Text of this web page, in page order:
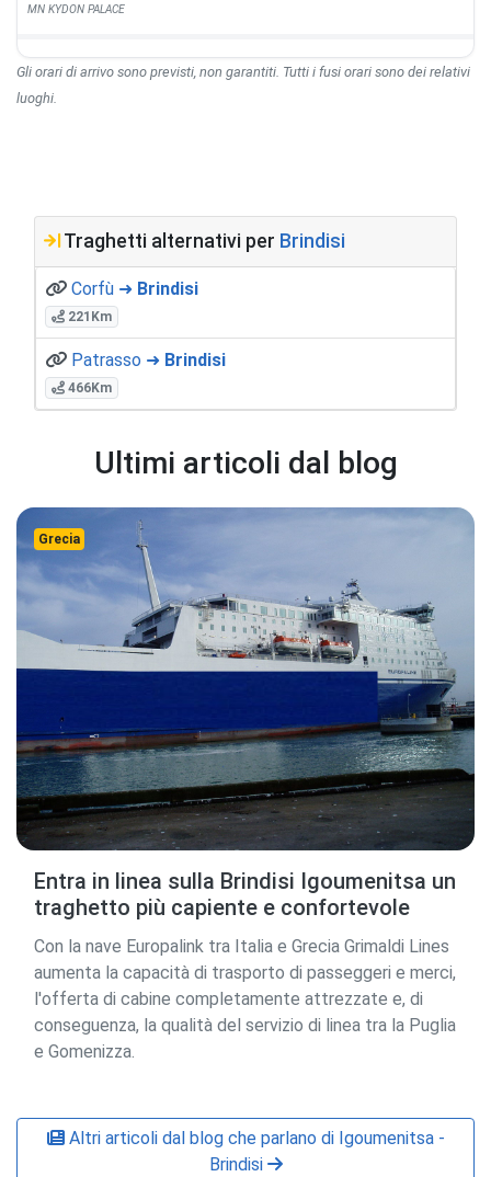
MN KYDON PALACE
Gli orari di arrivo sono previsti, non garantiti. Tutti i fusi orari sono dei relativi
luoghi.
Traghetti alternativi per Brindisi
Corfù ➜ Brindisi
221Km
Patrasso ➜ Brindisi
466Km
Ultimi articoli dal blog
Grecia
Entra in linea sulla Brindisi Igoumenitsa un
traghetto più capiente e confortevole
Con la nave Europalink tra Italia e Grecia Grimaldi Lines
aumenta la capacità di trasporto di passeggeri e merci,
l'offerta di cabine completamente attrezzate e, di
conseguenza, la qualità del servizio di linea tra la Puglia
e Gomenizza.
Altri articoli dal blog che parlano di Igoumenitsa -
Brindisi